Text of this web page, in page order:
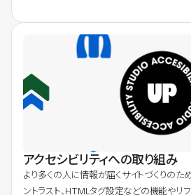
アクセシビリティへの取り組み
より多くの人に情報が届くサイトづくりのた
ントラスト、HTMLタグ設定などの機能やリ